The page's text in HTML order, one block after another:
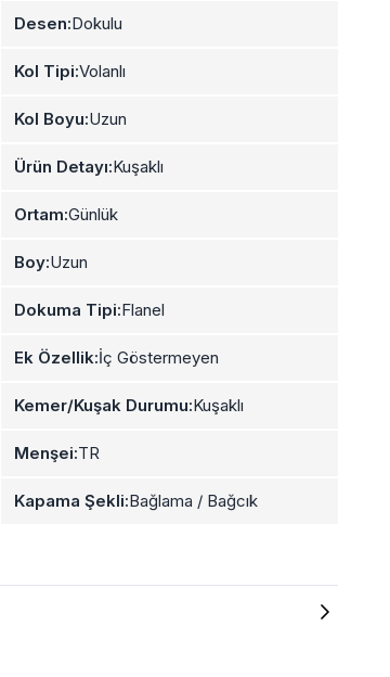
Desen:Dokulu
Kol Tipi:Volanlı
Kol Boyu:Uzun
Ürün Detayı:Kuşaklı
Ortam:Günlük
Boy:Uzun
Dokuma Tipi:Flanel
Ek Özellik:İç Göstermeyen
Kemer/Kuşak Durumu:Kuşaklı
Menşei:TR
Kapama Şekli:Bağlama / Bağcık